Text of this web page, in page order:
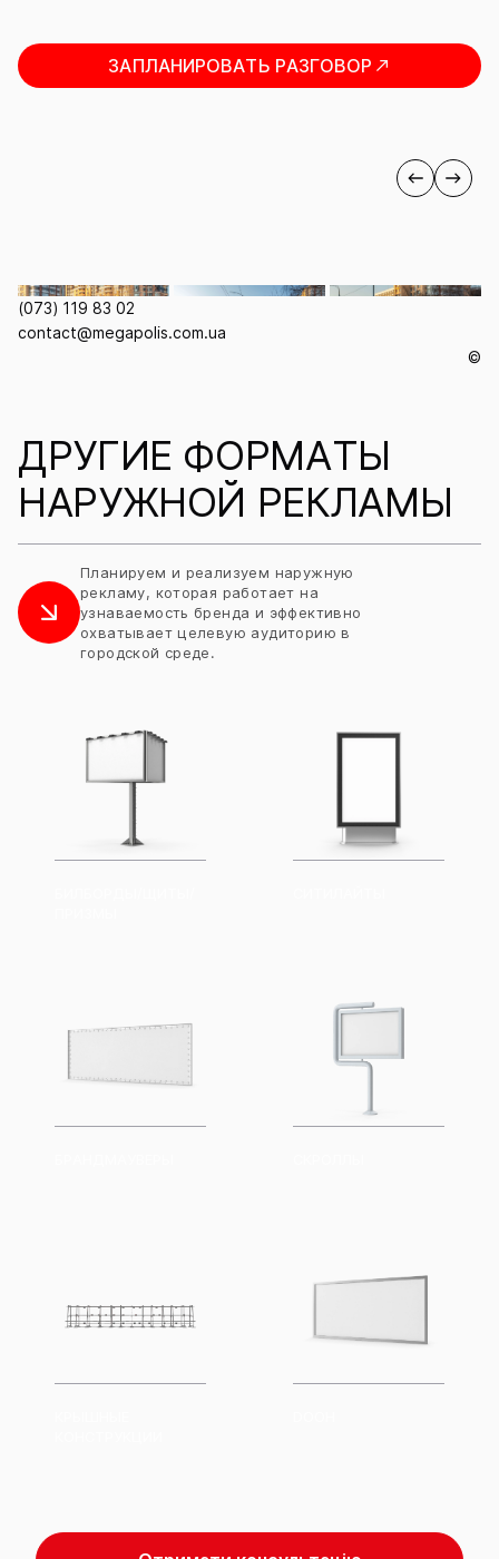
подходит для длительных имиджевых кампаний, когда
нужно постоянно быть на виду.
ЗАПЛАНИРОВАТЬ РАЗГОВОР
(073) 119 83 02
contact@megapolis.com.ua
©
ДРУГИЕ ФОРМАТЫ
НАРУЖНОЙ РЕКЛАМЫ
Планируем и реализуем наружную
рекламу, которая работает на
узнаваемость бренда и эффективно
охватывает целевую аудиторию в
городской среде.